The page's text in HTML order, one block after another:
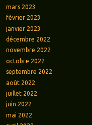
mars 2023
février 2023
janvier 2023
décembre 2022
novembre 2022
octobre 2022
septembre 2022
août 2022
juillet 2022
juin 2022
mai 2022